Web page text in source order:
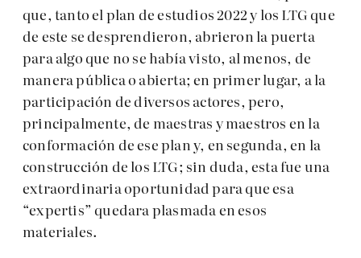
que, tanto el plan de estudios 2022 y los LTG que
de este se desprendieron, abrieron la puerta
para algo que no se había visto, al menos, de
manera pública o abierta; en primer lugar, a la
participación de diversos actores, pero,
principalmente, de maestras y maestros en la
conformación de ese plan y, en segunda, en la
construcción de los LTG; sin duda, esta fue una
extraordinaria oportunidad para que esa
“expertis” quedara plasmada en esos
materiales.